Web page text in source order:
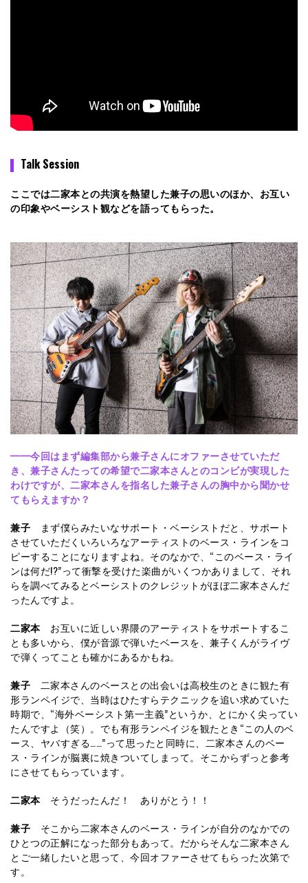
Talk Session
ここでは二家本との共演を熱望した兼子の思いのほか、お互い
の印象やベーシスト観などを語ってもらった。
━━今回はまず編集部から兼子さんにオファーさせていただ
き、兼子さんたっての希望で二家本さんとのコンビが実現した
わけですが、二家本さんを指名した兼子さんの胸中から聞かせ
てもらえますか？
兼子 まず僕らみたいなサポート・ベーシストだと、サポート
させていただくいろいろなアーティストのベース・ラインをコ
ピーすることになりますよね。そのなかで、“このベース・ライ
ンは何だ!?”って衝撃を受けた楽曲がいくつかありまして、それ
らを調べてみるとベーシストのクレジットがほぼ二家本さんだ
ったんですよ。
二家本お互いに近しい界隈のアーティストをサポートするこ
とも多いから、僕が音源で弾いたベースを、兼子くんがライヴ
で弾くってことも確かにあるかもね。
兼子 二家本さんのベースとの出会いは高校生のときに観た有
形ランペイジで、当時はひたすらテクニックを追い求めていた
時期で、“海外ベーシスト第一主義”というか、とにかく尖ってい
たんですよ（笑）。でも有形ランペイジを観たとき“この人のベ
ース、ヤバすぎる……”って思ったと同時に、二家本さんのベー
ス・ラインが脳裏に焼きついてしまって。そこからずっと参考
にさせてもらっています。
二家本そうだったんだ！ ありがとう！！
兼子 そこから二家本さんのベース・ラインが自分のなかでの
ひとつの正解になった部分もあって。だからそんな二家本さん
とご一緒したいと思って、今回オファーさせてもらった次第で
す。